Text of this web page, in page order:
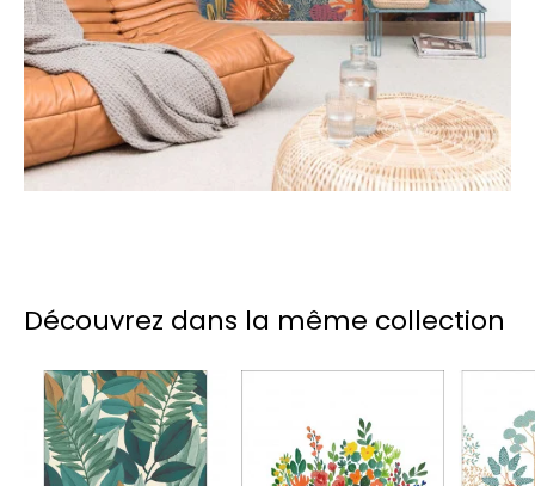
Découvrez dans la même collection